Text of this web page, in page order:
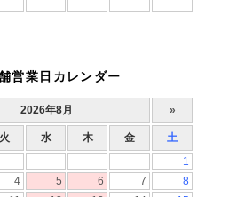
営業日カレンダー